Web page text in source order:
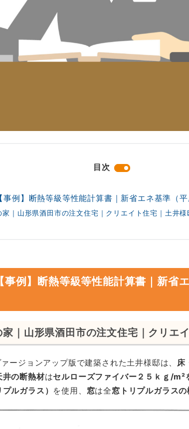
目次
例】断熱等級等性能計算書｜新省エネ基準（
｜山形県酒田市の注文住宅｜クリエイト住宅｜土井様
事例】断熱等級等性能計算書｜新省
｜山形県酒田市の注文住宅｜クリエ
ージョンアップ版で建築された土井様邸は、 床
井の断熱材はセルローズファイバー２５ｋｇ/m²
ルガラス） を使用、 窓は全窓トリプルガラス